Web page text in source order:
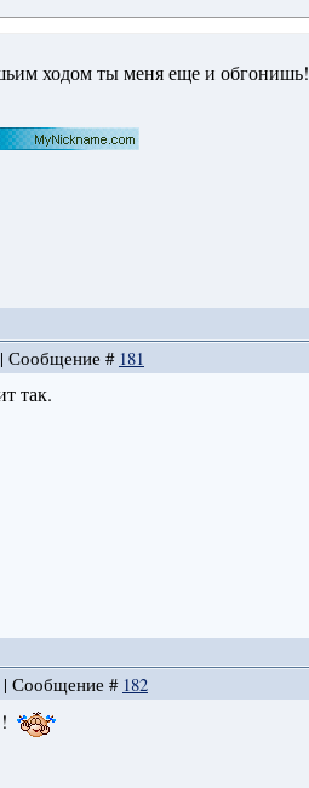
ходом ты меня еще и обгонишь!
| Сообщение # 181
так.
| Сообщение # 182